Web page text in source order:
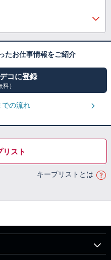
たお仕事情報をご紹介
コに登録
料）
での流れ
リスト
キープリストとは